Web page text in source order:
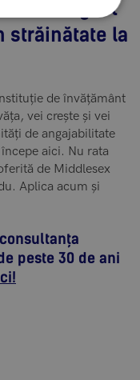
15 August
străinătate la
de învățământ
vei crește și vei
de angajabilitate
aici. Nu rata
de Middlesex
Aplica acum și
peste 30 de ani